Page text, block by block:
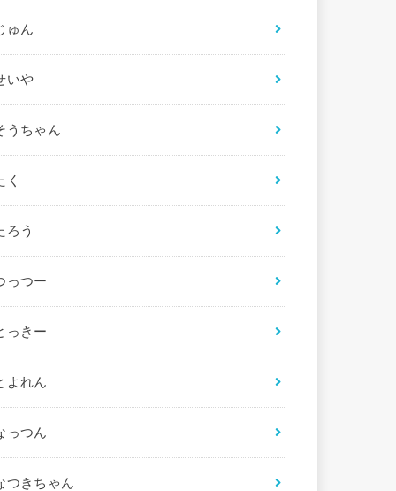
ゅん
いや
うちゃん
く
ろう
っつー
っきー
よれん
っつん
つきちゃん